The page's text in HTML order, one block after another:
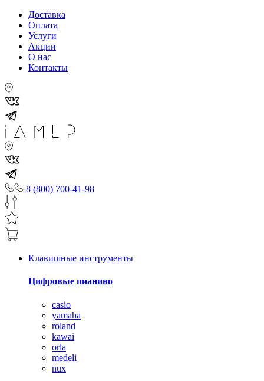
Доставка
Оплата
Услуги
Акции
О нас
Контакты
8 (800) 700-41-98
Клавишные инструменты
Цифровые пианино
casio
yamaha
roland
kawai
orla
medeli
nux